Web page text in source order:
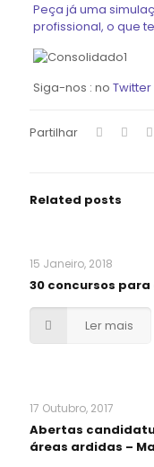
Peça já uma
profissional, o que
Siga-nos : no
Partilhar
Related posts
15 Janeiro, 2018
30 concursos para
Ler mais
17 Outubro, 2017
Abertas
áreas ardidas –